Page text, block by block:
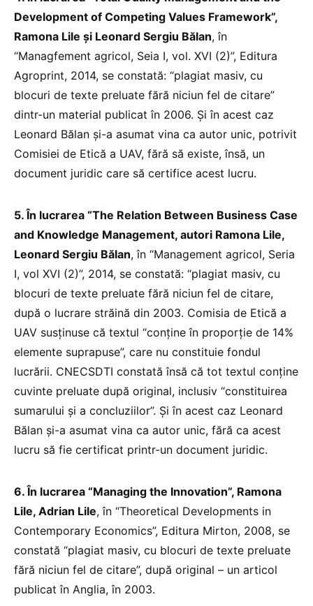
Development of Competing Values Framework”,
Ramona Lile și Leonard Sergiu Bălan, în
“Managfement agricol, Seia I, vol. XVI (2)”, Editura
Agroprint, 2014, se constată: “plagiat masiv, cu
blocuri de texte preluate fără niciun fel de citare”
dintr-un material publicat în 2006. Și în acest caz
Leonard Bălan și-a asumat vina ca autor unic, potrivit
Comisiei de Etică a UAV, fără să existe, însă, un
document juridic care să certifice acest lucru.
5. În lucrarea “The Relation Between Business Case
and Knowledge Management, autori Ramona Lile,
Leonard Sergiu Bălan, în “Management agricol, Seria
I, vol XVI (2)”, 2014, se constată: “plagiat masiv, cu
blocuri de texte preluate fără niciun fel de citare,
după o lucrare străină din 2003. Comisia de Etică a
UAV susținuse că textul “conține în proporție de 14%
elemente suprapuse”, care nu constituie fondul
lucrării. CNECSDTI constată însă că tot textul conține
cuvinte preluate după original, inclusiv “constituirea
sumarului și a concluziilor”. Și în acest caz Leonard
Bălan și-a asumat vina ca autor unic, fără ca acest
lucru să fie certificat printr-un document juridic.
6. În lucrarea “Managing the Innovation”, Ramona
Lile, Adrian Lile, în “Theoretical Developments in
Contemporary Economics”, Editura Mirton, 2008, se
constată “plagiat masiv, cu blocuri de texte preluate
fără niciun fel de citare”, după original – un articol
publicat în Anglia, în 2003.